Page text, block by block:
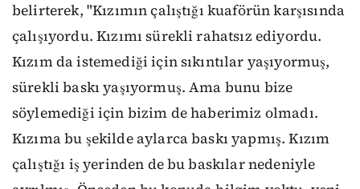
belirterek, "Kızımın çalıştığı kuaförün karşısında
çalışıyordu. Kızımı sürekli rahatsız ediyordu.
Kızım da istemediği için sıkıntılar yaşıyormuş,
sürekli baskı yaşıyormuş. Ama bunu bize
söylemediği için bizim de haberimiz olmadı.
Kızıma bu şekilde aylarca baskı yapmış. Kızım
çalıştığı iş yerinden de bu baskılar nedeniyle